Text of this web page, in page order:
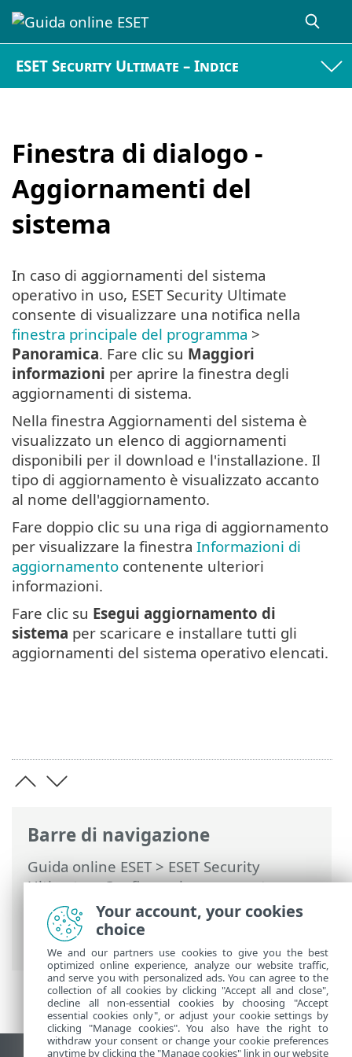
ESET Security Ultimate – Indice
Finestra di dialogo -
Aggiornamenti del
sistema
Barre di navigazione
Guida online ESET>ESET Security
Ultimate>Configurazione avanzata>
Notifiche
>Aggiornamento Microsoft
Windows®> Finestra di dialogo -
Aggiornamenti del sistema
In caso di aggiornamenti del sistema
operativo in uso, ESET Security Ultimate
consente di visualizzare una notifica nella
finestra principale del programma >
Panoramica. Fare clic su Maggiori
informazioni per aprire la finestra degli
aggiornamenti di sistema.
Nella finestra Aggiornamenti del sistema è
visualizzato un elenco di aggiornamenti
disponibili per il download e l'installazione. Il
tipo di aggiornamento è visualizzato accanto
al nome dell'aggiornamento.
Fare doppio clic su una riga di aggiornamento
per visualizzare la finestra Informazioni di
aggiornamento contenente ulteriori
informazioni.
Fare clic su Esegui aggiornamento di
sistema per scaricare e installare tutti gli
aggiornamenti del sistema operativo elencati.
Your account, your cookies
choice
We and our partners use cookies to give you the best
optimized online experience, analyze our website traffic,
and serve you with personalized ads. You can agree to the
collection of all cookies by clicking "Accept all and close",
decline all non-essential cookies by choosing "Accept
essential cookies only", or adjust your cookie settings by
clicking "Manage cookies". You also have the right to
withdraw your consent or change your cookie preferences
anytime by clicking the "Manage cookies" link in our website